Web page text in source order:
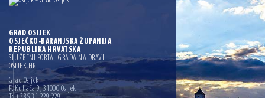
GRAD OSIJEK
OSJEČKO-BARANJSKA ŽUPANIJA
REPUBLIKA HRVATSKA
SLUŽBENI PORTAL GRADA NA DRAVI
OSIJEK.HR
Grad Osijek
F. Kuhača 9, 31000 Osijek